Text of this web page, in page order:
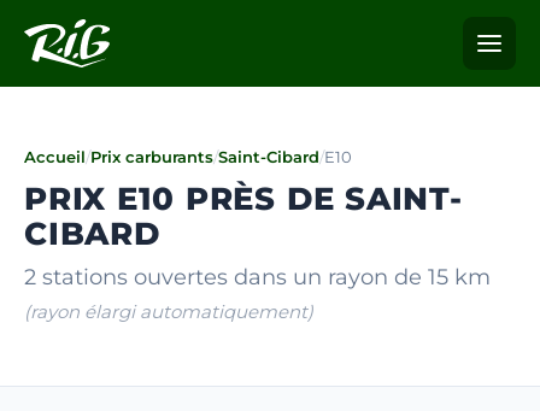
Accueil/Prix carburants/Saint-Cibard/E10
PRIX E10 PRÈS DE SAINT-
CIBARD
2 stations ouvertes dans un rayon de 15 km
(rayon élargi automatiquement)